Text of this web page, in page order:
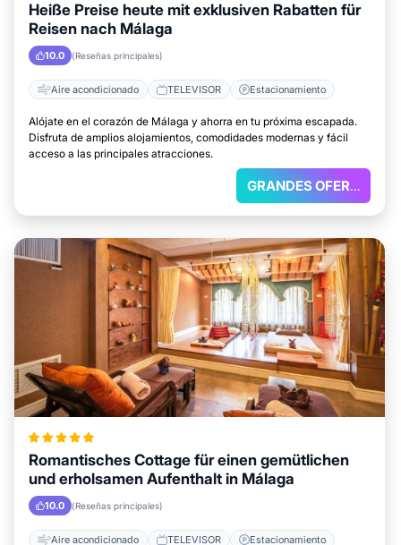
Heiße Preise heute mit exklusiven Rabatten für
Reisen nach Málaga
10.0 (Reseñas principales)
Aire acondicionado TELEVISOR Estacionamiento
Alójate en el corazón de Málaga y ahorra en tu próxima escapada.
Disfruta de amplios alojamientos, comodidades modernas y fácil
acceso a las principales atracciones.
GRANDES OFERTAS
Romantisches Cottage für einen gemütlichen
und erholsamen Aufenthalt in Málaga
10.0 (Reseñas principales)
Aire acondicionado TELEVISOR Estacionamiento